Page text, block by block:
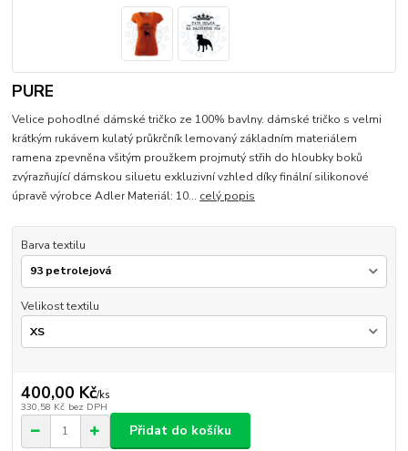
PURE
Velice pohodlné dámské tričko ze 100% bavlny. dámské tričko s velmi
krátkým rukávem kulatý průkrčník lemovaný základním materiálem
ramena zpevněna všitým proužkem projmutý střih do hloubky boků
zvýrazňující dámskou siluetu exkluzivní vzhled díky finální silikonové
úpravě výrobce Adler Materiál: 10... celý popis
Barva textilu
Velikost textilu
400,00 Kč/ks
330,58 Kč bez DPH
Přidat do košíku